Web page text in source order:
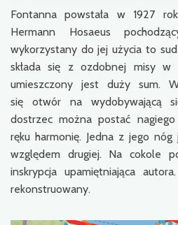
Fontanna powstała w 1927
Hermann Hosaeus
wykorzystany do jej użycia to
składa się z ozdobnej misy
umieszczony jest duży sum.
się otwór na wydobywającą
dostrzec można postać
ręku harmonię. Jedna z jego
względem drugiej. Na cokole
inskrypcja upamiętniająca
rekonstruowany.